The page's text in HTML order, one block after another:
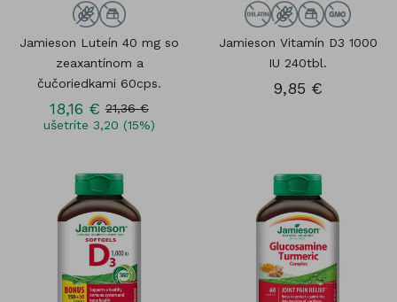
Jamieson Luteín 40 mg so
zeaxantínom a
čučoriedkami 60cps.
18,16 € 21,36 €
ušetríte 3,20 (15%)
Jamieson Vitamín D3 1000
IU 240tbl.
9,85 €